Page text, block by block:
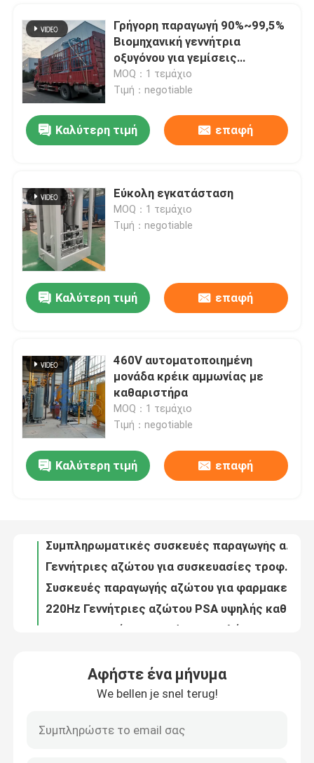
Σπίτι
Προϊόντα
Ειδήσεις
Ζητήστε μια προσφορά
Γρήγορη παραγωγή 90%~99,5%
Βιομηχανική γεννήτρια
οξυγόνου για γεμίσεις
κυλίνδρων
MOQ：1 τεμάχιο
Τιμή：negotiable
Καλύτερη τιμή επαφή
Εύκολη εγκατάσταση
MOQ：1 τεμάχιο
Τιμή：negotiable
Καλύτερη τιμή επαφή
460V αυτοματοποιημένη
μονάδα κρέικ αμμωνίας με
καθαριστήρα
MOQ：1 τεμάχιο
Τιμή：negotiable
Καλύτερη τιμή επαφή
ISO Container Mobile PSA Generators για αέριο και πετρέλαιο
220Hz Γεννήτριες αζώτου PSA υψηλής καθαρότητας για την επεξεργασία χαλκού
99.9995 Γεννήτριες αζώτου υψηλής καθαρότητας PSA για ανταλλακτικά αυτοκινήτων
99.99 Συμπληρωματικές γεννήτριες αζώτου PSA για την ηλεκτρονική βιομηχανία
99.999 Γεννήτριες αζώτου PSA υψηλού σημείου δροσιάς για μεταλλουργία σκόνης
Αφήστε ένα μήνυμα
We bellen je snel terug!